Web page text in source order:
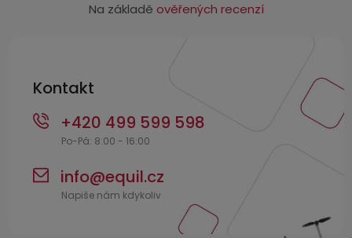
Na základě ověřených recenzí
Kontakt
info@equil.cz
+420 499 599 598